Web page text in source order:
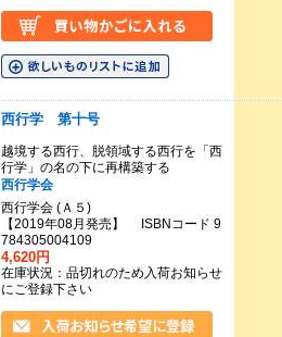
西行学 第十号
越境する西行、脱領域する西行を「西
行学」の名の下に再構築する
西行学会
西行学会 (Ａ５)
【2019年08月発売】 ISBNコード 9
784305004109
4,620円
在庫状況：品切れのため入荷お知らせ
にご登録下さい